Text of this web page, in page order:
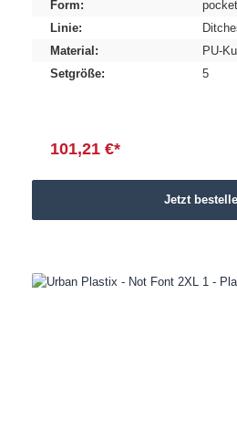
Form:
Linie:
Material:
PU-
Setgröße:
5
101,21 €*
Jetzt